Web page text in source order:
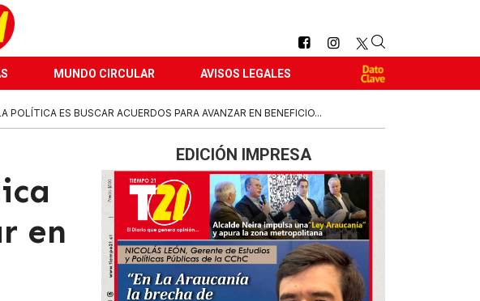
MUNDO CIRCULAR AVISOS LEGALES
POLÍTICA ES BUSCAR ACUERDOS PARA AVANZAR EN BENEFICIO...
en
EDICIÓN IMPRESA